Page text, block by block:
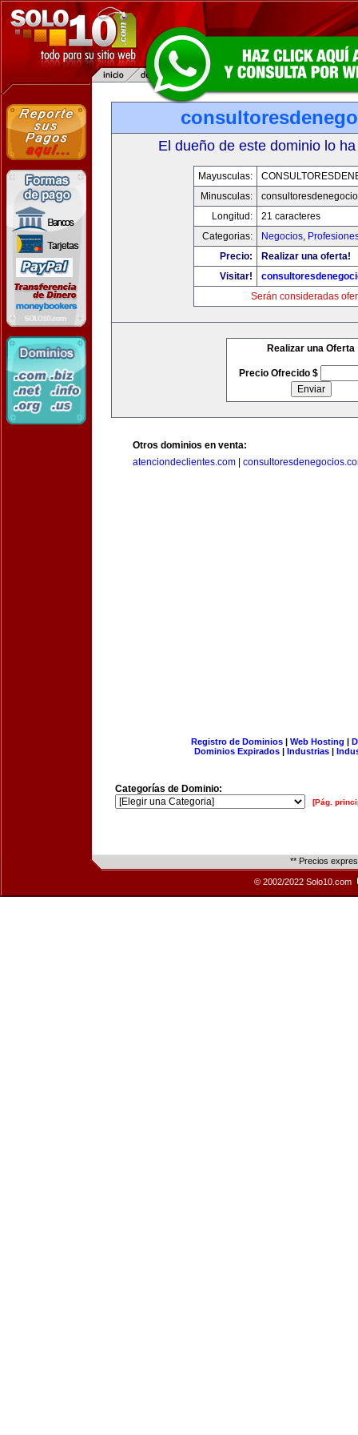
El dueño de este dominio lo
Mayusculas:
Minusculas:
Longitud:
21 caracteres
Categorias:
Negocios,
Precio:
Realizar una oferta!
Visitar!
Serán consideradas
Realizar una Oferta
Precio Ofrecido $
Otros dominios en venta:
atenciondeclientes.com
Registro de Dominios| Web Hosting |
Dominios Expirados | Industrias |
Categorías de Dominio:
[Pág.
** Precios
© 2002/2022 Solo10.com